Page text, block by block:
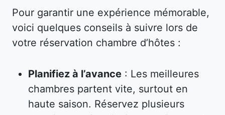
Pour garantir une expérience mémorable,
voici quelques conseils à suivre lors de
votre réservation chambre d’hôtes :
Planifiez à l’avance : Les meilleures
chambres partent vite, surtout en
haute saison. Réservez plusieurs